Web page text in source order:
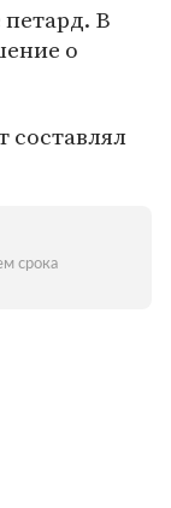
В
о
составлял
срока